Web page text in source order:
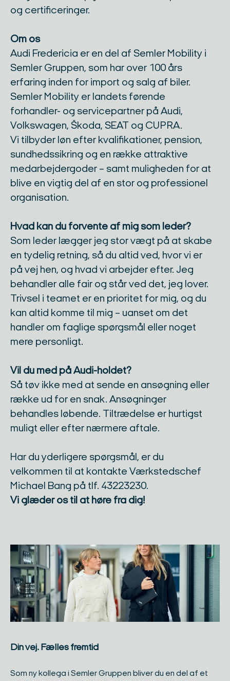
og certificeringer.
Om os
Audi Fredericia er en del af Semler Mobility i
Semler Gruppen, som har over 100 års
erfaring inden for import og salg af biler.
Semler Mobility er landets førende
forhandler- og servicepartner på Audi,
Volkswagen, Škoda, SEAT og CUPRA.
Vi tilbyder løn efter kvalifikationer, pension,
sundhedssikring og en række attraktive
medarbejdergoder – samt muligheden for at
blive en vigtig del af en stor og professionel
organisation.
Hvad kan du forvente af mig som leder?
Som leder lægger jeg stor vægt på at skabe
en tydelig retning, så du altid ved, hvor vi er
på vej hen, og hvad vi arbejder efter. Jeg
behandler alle fair og står ved det, jeg lover.
Trivsel i teamet er en prioritet for mig, og du
kan altid komme til mig – uanset om det
handler om faglige spørgsmål eller noget
mere personligt.
Vil du med på Audi-holdet?
Så tøv ikke med at sende en ansøgning eller
række ud for en snak. Ansøgninger
behandles løbende. Tiltrædelse er hurtigst
muligt eller efter nærmere aftale.
Har du yderligere spørgsmål, er du
velkommen til at kontakte Værkstedschef
Michael Bang på tlf. 43223230.
Vi glæder os til at høre fra dig!
Din vej. Fælles fremtid​
Som ny kollega i Semler Gruppen bliver du en del af et